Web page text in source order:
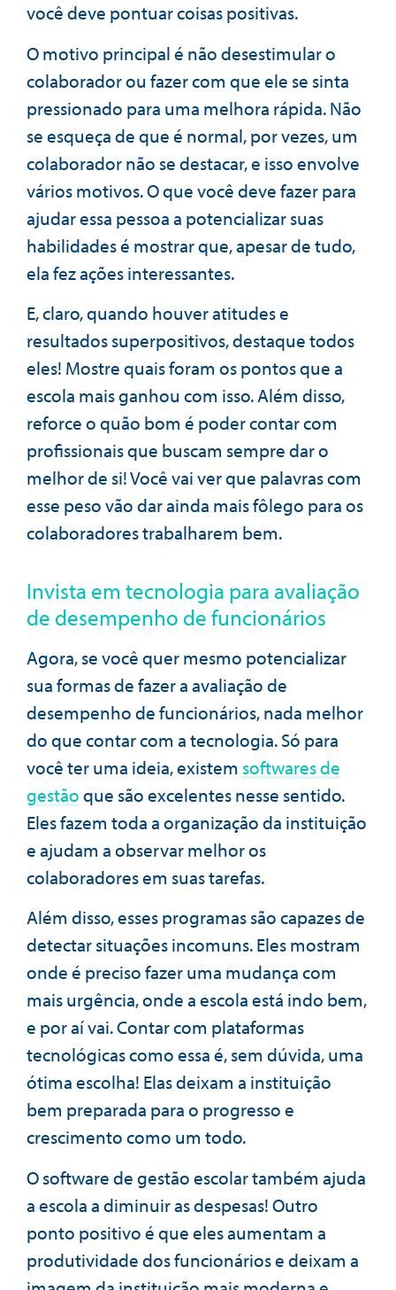
você deve pontuar coisas positivas.
O motivo principal é não desestimular o
colaborador ou fazer com que ele se sinta
pressionado para uma melhora rápida. Não
se esqueça de que é normal, por vezes, um
colaborador não se destacar, e isso envolve
vários motivos. O que você deve fazer para
ajudar essa pessoa a potencializar suas
habilidades é mostrar que, apesar de tudo,
ela fez ações interessantes.
E, claro, quando houver atitudes e
resultados superpositivos, destaque todos
eles! Mostre quais foram os pontos que a
escola mais ganhou com isso. Além disso,
reforce o quão bom é poder contar com
profissionais que buscam sempre dar o
melhor de si! Você vai ver que palavras com
esse peso vão dar ainda mais fôlego para os
colaboradores trabalharem bem.
Invista em tecnologia para avaliação
de desempenho de funcionários
Agora, se você quer mesmo potencializar
sua formas de fazer a avaliação de
desempenho de funcionários, nada melhor
do que contar com a tecnologia. Só para
você ter uma ideia, existem softwares de
gestãoque são excelentes nesse sentido.
Eles fazem toda a organização da instituição
e ajudam a observar melhor os
colaboradores em suas tarefas.
Além disso, esses programas são capazes de
detectar situações incomuns. Eles mostram
onde é preciso fazer uma mudança com
mais urgência, onde a escola está indo bem,
e por aí vai. Contar com plataformas
tecnológicas como essa é, sem dúvida, uma
ótima escolha! Elas deixam a instituição
bem preparada para o progresso e
crescimento como um todo.
O software de gestão escolar também ajuda
a escola a diminuir as despesas! Outro
ponto positivo é que eles aumentam a
produtividade dos funcionários e deixam a